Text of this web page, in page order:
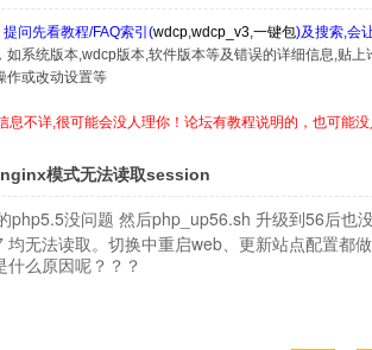
提问先看教程/FAQ索引(wdcp,wdcp_v3,一键包)及搜索,会
如系统版本,wdcp版本,软件版本等及错误的详细信息,贴上
作或改动设置等
息不详,很可能会没人理你！论坛有教程说明的，也可能
模式无法读取session
php5.5没问题 然后php_up56.sh 升级到56后也
均无法读取。切换中重启web、更新站点配置都
什么原因呢？？？